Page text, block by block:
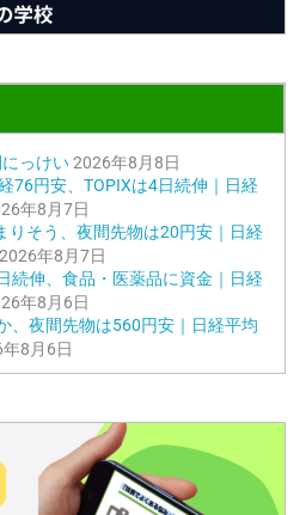
っけい 2026年8月8日
76円安、TOPIXは4日続伸｜日経
年8月7日
りそう、夜間先物は20円安｜日経
2026年8月7日
続伸、食品・医薬品に資金｜日経
年8月6日
、夜間先物は560円安｜日経平均
8月6日